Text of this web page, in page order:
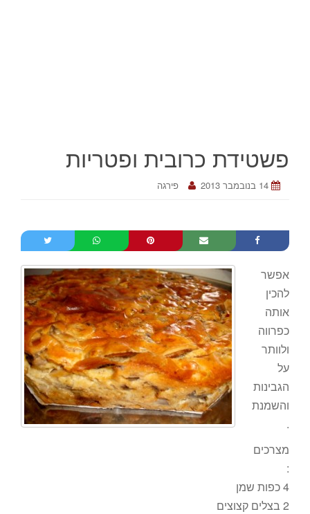
פשטידת כרובית ופטריות
14 בנובמבר 2013 פירגה
אפשר
להכין
אותה
כפרווה
ולוותר
על
הגבינות
והשמנת
.
מצרכים
:
4 כפות שמן
2 בצלים קצוצים